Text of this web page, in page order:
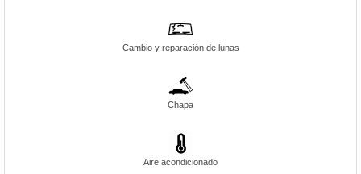
Cambio y reparación de lunas
Chapa
Aire acondicionado